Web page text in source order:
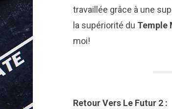
travaillée grâce à une
la supériorité du Temple
moi!
Retour Vers Le Futur 2 :